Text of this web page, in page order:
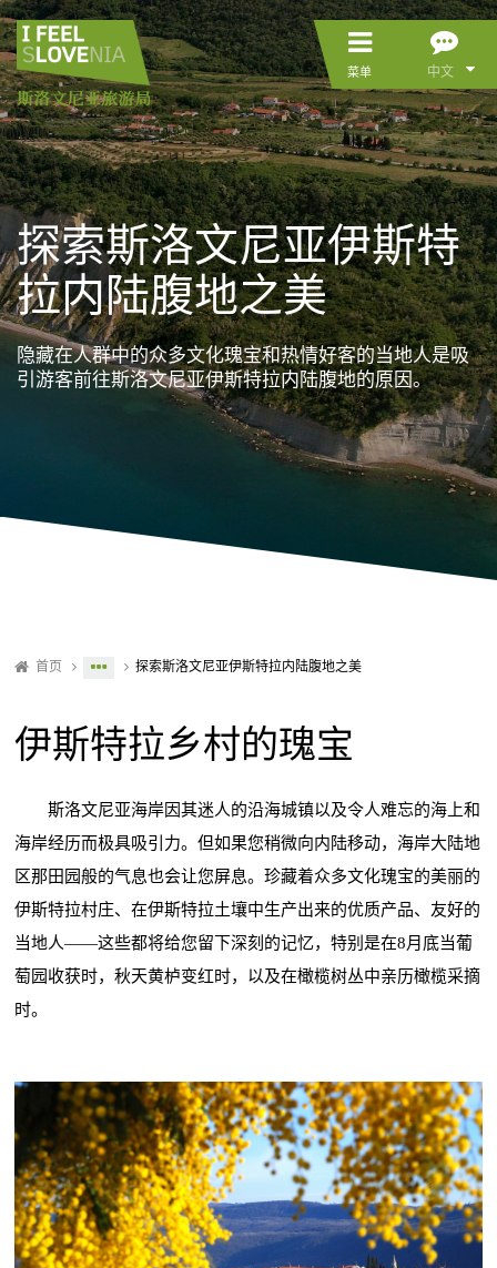
菜单 中文
探索斯洛文尼亚伊斯特
拉内陆腹地之美
隐藏在人群中的众多文化瑰宝和热情好客的当地人是吸
引游客前往斯洛文尼亚伊斯特拉内陆腹地的原因。
首页 探索斯洛文尼亚伊斯特拉内陆腹地之美
伊斯特拉乡村的瑰宝
斯洛文尼亚海岸因其迷人的沿海城镇以及令人难忘的海上和
海岸经历而极具吸引力。但如果您稍微向内陆移动，海岸大陆地
区那田园般的气息也会让您屏息。珍藏着众多文化瑰宝的美丽的
伊斯特拉村庄、在伊斯特拉土壤中生产出来的优质产品、友好的
当地人——这些都将给您留下深刻的记忆，特别是在8月底当葡
萄园收获时，秋天黄栌变红时，以及在橄榄树丛中亲历橄榄采摘
时。